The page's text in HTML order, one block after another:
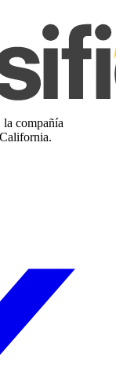
compañía